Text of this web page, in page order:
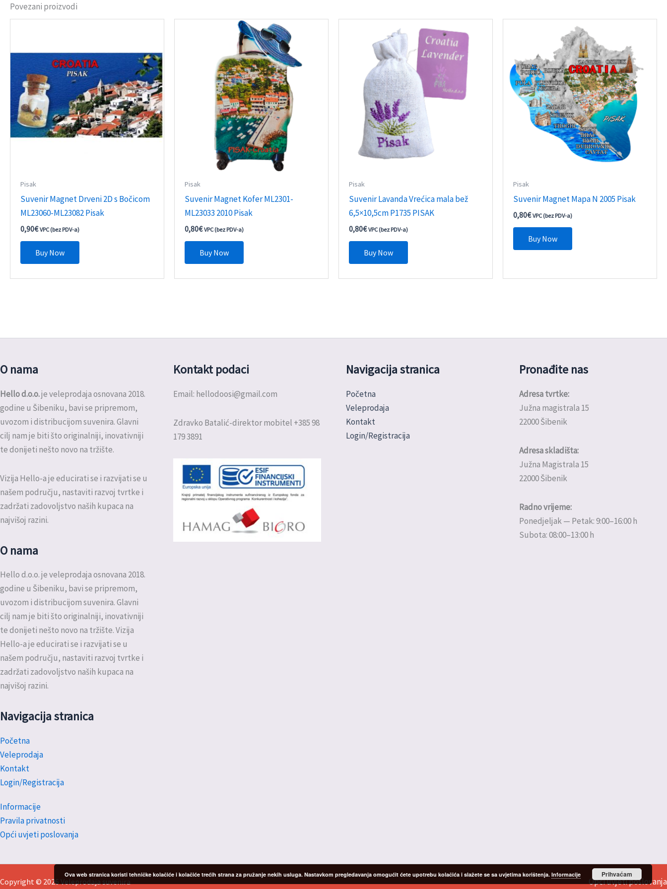
Povezani proizvodi
Pisak
Suvenir Magnet Drveni 2D s Bočicom
ML23060-ML23082 Pisak
0,90€ VPC (bez PDV-a)
Buy Now
Pisak
Suvenir Magnet Kofer ML2301-
ML23033 2010 Pisak
0,80€ VPC (bez PDV-a)
Buy Now
Pisak
Suvenir Lavanda Vrećica mala bež
6,5×10,5cm P1735 PISAK
0,80€ VPC (bez PDV-a)
Buy Now
Pisak
Suvenir Magnet Mapa N 2005 Pisak
0,80€ VPC (bez PDV-a)
Buy Now
O nama
Hello d.o.o.je veleprodaja osnovana 2018.
godine u Šibeniku, bavi se pripremom,
uvozom i distribucijom suvenira. Glavni
cilj nam je biti što originalniji, inovativniji
te donijeti nešto novo na tržište.
Vizija Hello-a je educirati se i razvijati se u
našem području, nastaviti razvoj tvrtke i
zadržati zadovoljstvo naših kupaca na
najvišoj razini.
O nama
Hello d.o.o. je veleprodaja osnovana 2018.
godine u Šibeniku, bavi se pripremom,
uvozom i distribucijom suvenira. Glavni
cilj nam je biti što originalniji, inovativniji
te donijeti nešto novo na tržište. Vizija
Hello-a je educirati se i razvijati se u
našem području, nastaviti razvoj tvrtke i
zadržati zadovoljstvo naših kupaca na
najvišoj razini.
Navigacija stranica
Početna
Veleprodaja
Kontakt
Login/Registracija
Informacije
Pravila privatnosti
Opći uvjeti poslovanja
Kontakt podaci
Email: hellodoosi@gmail.com
Zdravko Batalić-direktor mobitel +385 98
179 3891
Navigacija stranica
Početna
Veleprodaja
Kontakt
Login/Registracija
Pronađite nas
Adresa tvrtke:
Južna magistrala 15
22000 Šibenik
Adresa skladišta:
Južna Magistrala 15
22000 Šibenik
Radno vrijeme:
Ponedjeljak — Petak: 9:00–16:00 h
Subota: 08:00–13:00 h
Copyright © 2026 Veleprodaja suvenira Opći uvjeti poslovanja
Ova web stranica koristi tehničke kolačiće i kolačiće trećih strana za pružanje nekih usluga. Nastavkom pregledavanja omogućit ćete upotrebu kolačića i slažete se sa uvjetima korištenja. Informacije Prihvaćam